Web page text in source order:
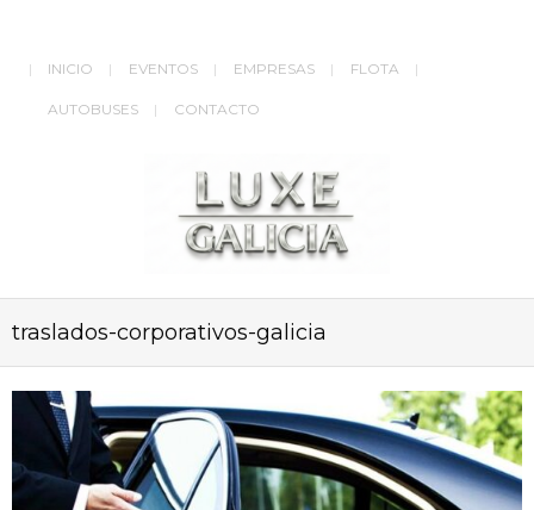
INICIO EVENTOS EMPRESAS FLOTA
AUTOBUSES CONTACTO
traslados-corporativos-galicia